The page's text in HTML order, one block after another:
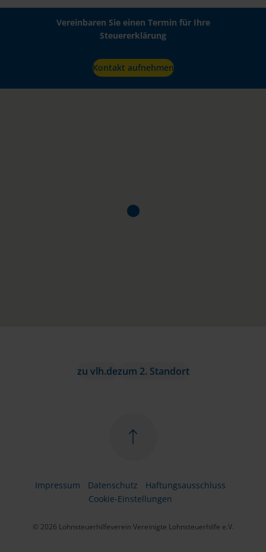
Vereinbaren Sie einen Termin für Ihre
Steuererklärung
Kontakt aufnehmen
zu vlh.dezum 2. Standort
Impressum Datenschutz
Haftungsausschluss
Cookie-Einstellungen
© 2026 Lohnsteuerhilfeverein Vereinigte Lohnsteuerhilfe e.V.